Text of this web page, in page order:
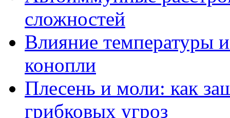
сложностей
Влияние температуры
конопли
Плесень и моли: как
грибковых угроз